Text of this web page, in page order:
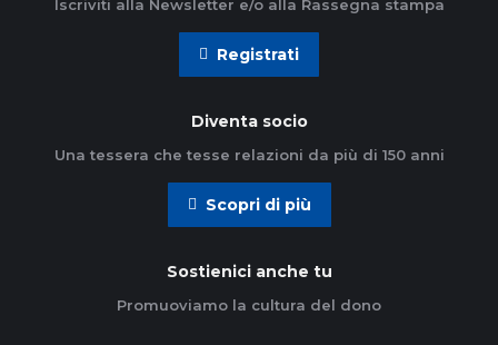
Iscriviti alla Newsletter e/o alla Rassegna stampa
Registrati
Diventa socio
Una tessera che tesse relazioni da più di 150 anni
Scopri di più
Sostienici anche tu
Promuoviamo la cultura del dono